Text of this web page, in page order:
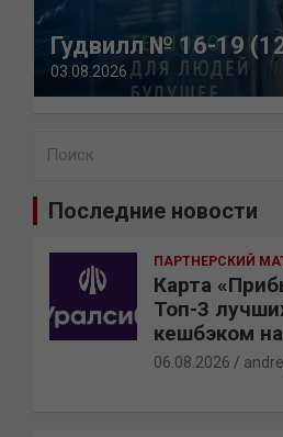
Гудвилл № 16-19
03.08.2026
Последние новости
ПАРТНЕРСКИЙ
Карта
Топ-3
кешбэком
06.08.2026